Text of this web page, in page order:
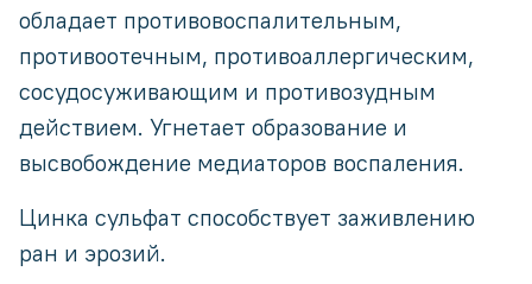
обладает противовоспалительным,
противоотечным, противоаллергическим,
сосудосуживающим и противозудным
действием. Угнетает образование и
высвобождение медиаторов воспаления.
Цинка сульфат способствует заживлению
ран и эрозий.